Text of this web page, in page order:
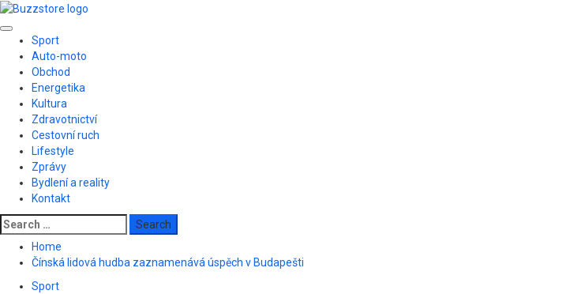
Skip
content
Primary
Menu
Sport
Auto-moto
Obchod
Energetika
Kultura
Zdravotnictví
Cestovní ruch
Lifestyle
Zprávy
Bydlení a reality
Kontakt
Search
for:
Home
Čínská lidová hudba zaznamenává úspěch v Budapešti
Sport